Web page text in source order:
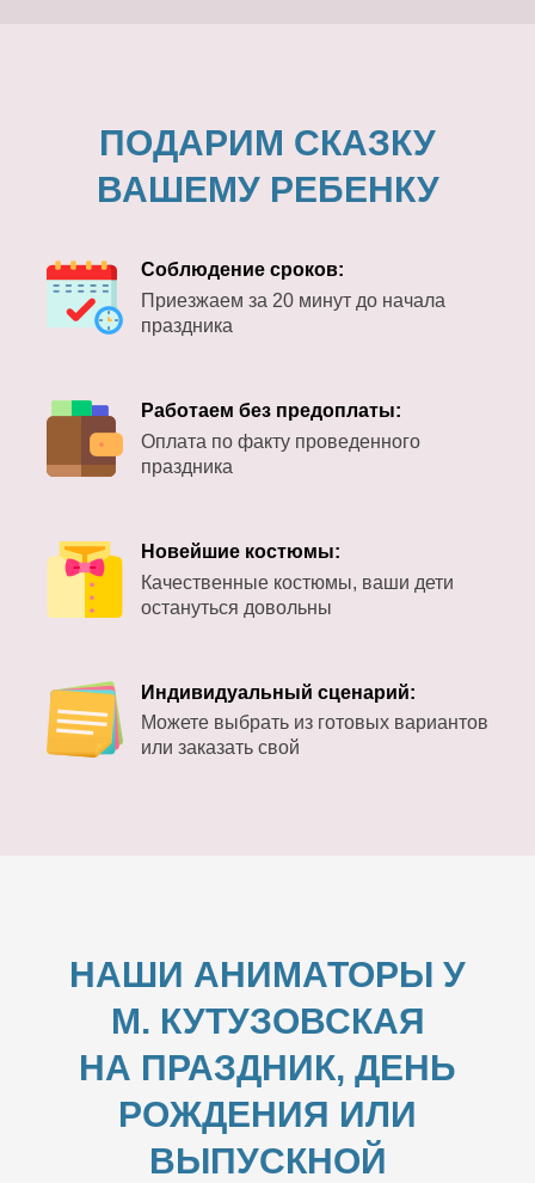
ПОДАРИМ СКАЗКУ
ВАШЕМУ РЕБЕНКУ
Соблюдение сроков:
Приезжаем за 20 минут до начала
праздника
Работаем без предоплаты:
Оплата по факту проведенного
праздника
Новейшие костюмы:
Качественные костюмы, ваши дети
остануться довольны
Индивидуальный сценарий:
Можете выбрать из готовых вариантов
или заказать свой
НАШИ АНИМАТОРЫ У
М. КУТУЗОВСКАЯ
НА ПРАЗДНИК, ДЕНЬ
РОЖДЕНИЯ ИЛИ
ВЫПУСКНОЙ